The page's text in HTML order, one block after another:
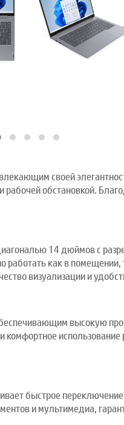
своей
обстановкой.
14 дюймов с
как в
визуализации и
высокую
быстрое
и мультимедиа,